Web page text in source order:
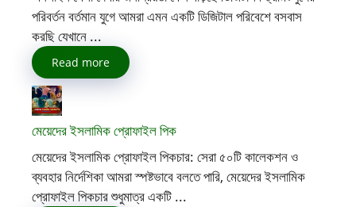
পরিবর্তন বর্তমান যুগে আমরা এমন একটি ডিজিটাল পরিবেশে বসবাস
করছি যেখানে ...
Read more
মেয়েদের ইসলামিক প্রোফাইল পিক
মেয়েদের ইসলামিক প্রোফাইল পিকচার: সেরা ৫০টি কালেকশন ও
ব্যবহার নির্দেশিকা আমরা স্পষ্টভাবে বলতে পারি, মেয়েদের ইসলামিক
প্রোফাইল পিকচার শুধুমাত্র একটি ...